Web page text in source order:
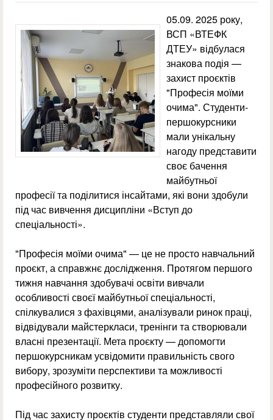
05.09. 2025 року,
ВСП «ВТЕФК
ДТЕУ» відбулася
знакова подія —
захист проєктів
"Професія моїми
очима". Студенти-
першокурсники
мали унікальну
нагоду представити
своє бачення
майбутньої
професії та поділитися інсайтами, які вони здобули
під час вивчення дисципліни «Вступ до
спеціальності».
"Професія моїми очима" — це не просто навчальний
проєкт, а справжнє дослідження. Протягом першого
тижня навчання здобувачі освіти вивчали
особливості своєї майбутньої спеціальності,
спілкувалися з фахівцями, аналізували ринок праці,
відвідували майстеркласи, тренінги та створювали
власні презентації. Мета проєкту — допомогти
першокурсникам усвідомити правильність свого
вибору, зрозуміти перспективи та можливості
професійного розвитку.
Під час захисту проєктів студенти представляли свої